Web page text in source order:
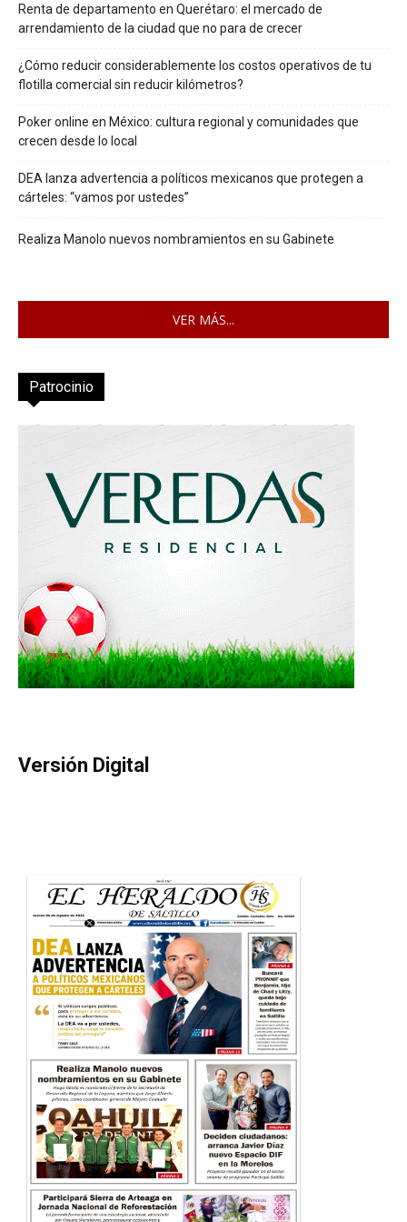
Renta de departamento en Querétaro: el mercado de
arrendamiento de la ciudad que no para de crecer
¿Cómo reducir considerablemente los costos operativos de tu
flotilla comercial sin reducir kilómetros?
Poker online en México: cultura regional y comunidades que
crecen desde lo local
DEA lanza advertencia a políticos mexicanos que protegen a
cárteles: “vamos por ustedes”
Realiza Manolo nuevos nombramientos en su Gabinete
VER MÁS...
Patrocinio
Versión Digital